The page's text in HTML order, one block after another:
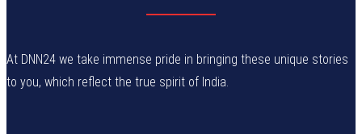
At DNN24 we take immense pride in bringing these unique stories
to you, which reflect the true spirit of India.